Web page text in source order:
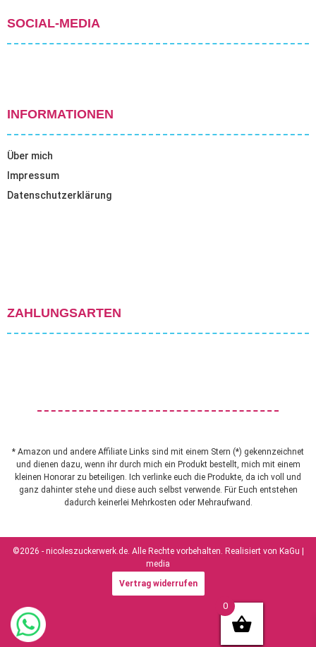
SOCIAL-MEDIA
INFORMATIONEN
Über mich
Impressum
Datenschutzerklärung
ZAHLUNGSARTEN
* Amazon und andere Affiliate Links sind mit einem Stern (*) gekennzeichnet
und dienen dazu, wenn ihr durch mich ein Produkt bestellt, mich mit einem
kleinen Honorar zu beteiligen. Ich verlinke euch die Produkte, da ich voll und
ganz dahinter stehe und diese auch selbst verwende. Für Euch entstehen
dadurch keinerlei Mehrkosten oder Mehraufwand.
©2026 - nicoleszuckerwerk.de. Alle Rechte vorbehalten. Realisiert von KaGu |
media
Vertrag widerrufen
0